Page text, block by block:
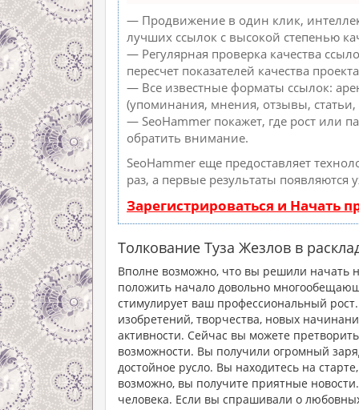
— Продвижение в один клик,
лучших ссылок с высокой степенью
— Регулярная проверка качества
пересчет показателей качества
— Все известные форматы ссылок:
(упоминания, мнения, отзывы, статьи,
— SeoHammer покажет, где рост или
обратить внимание.
SeoHammer еще предоставляет
раз, а первые результаты
Зарегистрироваться и Начать
Толкование Туза Жезлов в
Вполне возможно, что вы решили начать
положить начало довольно
стимулирует ваш профессиональный
изобретений, творчества, новых
активности. Сейчас вы можете
возможности. Вы получили огромный
достойное русло. Вы находитесь на
возможно, вы получите приятные
человека. Если вы спрашивали о